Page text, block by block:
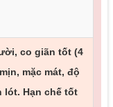
co giãn tốt (4
mặc mát, độ
lót. Hạn chế tốt